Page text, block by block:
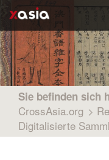
Sie befinden sich
CrossAsia.org >
Digitalisierte